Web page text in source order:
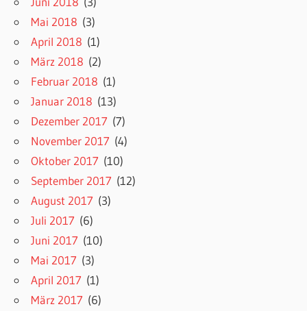
Mai 2018 (3)
April 2018 (1)
März 2018 (2)
Februar 2018 (1)
Januar 2018 (13)
Dezember 2017 (7)
November 2017 (4)
Oktober 2017 (10)
September 2017 (12)
August 2017 (3)
Juli 2017 (6)
Juni 2017 (10)
Mai 2017 (3)
April 2017 (1)
März 2017 (6)